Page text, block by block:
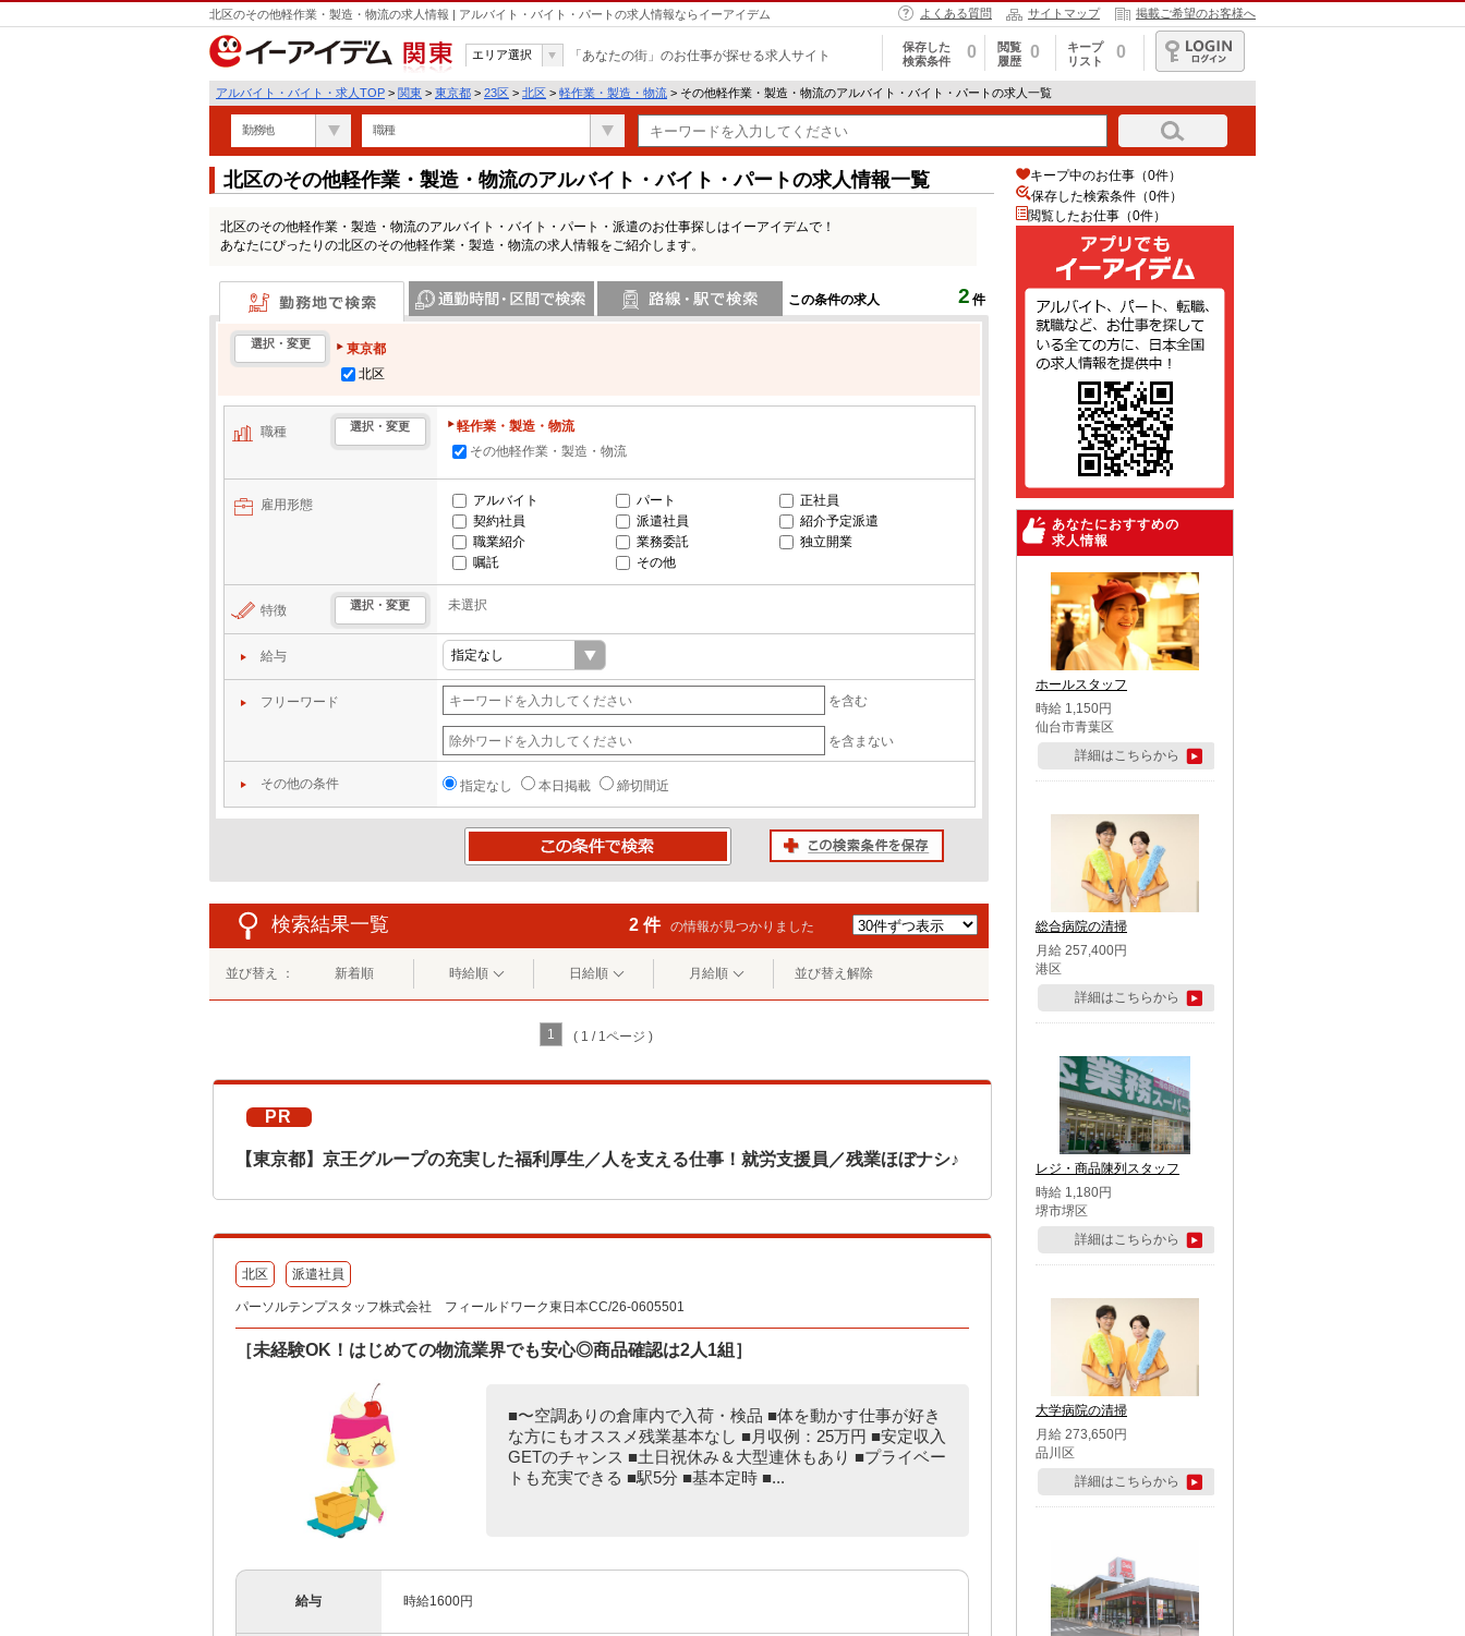
北区のその他軽作業・製造・物流の求人情報 | アルバイト・バイト・パートの求人情報ならイーアイデム よくある質問 サイトマップ 掲載ご希望のお客様へ
関東
エリア選択 「あなたの街」のお仕事が探せる求人サイト
保存した
検索条件
0
閲覧
履歴
0
キープ
リスト
0
ログイン
アルバイト・バイト・求人TOP > 関東 > 東京都 > 23区 > 北区 > 軽作業・製造・物流 > その他軽作業・製造・物流のアルバイト・バイト・パートの求人一覧
勤務地 職種
北区のその他軽作業・製造・物流のアルバイト・バイト・パートの求人情報一覧
北区のその他軽作業・製造・物流のアルバイト・バイト・パート・派遣のお仕事探しはイーアイデムで！
あなたにぴったりの北区のその他軽作業・製造・物流の求人情報をご紹介します。
この条件の求人 2 件
勤務地で検索
選択・変更
東京都
北区
職種 選択・変更
軽作業・製造・物流
その他軽作業・製造・物流
雇用形態 アルバイト パート
正社員
契約社員
派遣社員
紹介予定派遣
職業紹介
業務委託
独立開業
嘱託
その他
特徴 選択・変更 未選択
給与
フリーワード を含む
を含まない
その他の条件 指定なし 本日掲載 締切間近
検索結果一覧 2 件 の情報が見つかりました
並び替え ： 新着順 時給順 日給順 月給順 並び替え解除
1 ( 1 / 1ページ )
PR
【東京都】京王グループの充実した福利厚生／人を支える仕事！就労支援員／残業ほぼナシ♪
北区 派遣社員
パーソルテンプスタッフ株式会社 フィールドワーク東日本CC/26-0605501
［未経験OK！はじめての物流業界でも安心◎商品確認は2人1組］
■〜空調ありの倉庫内で入荷・検品 ■体を動かす仕事が好き
な方にもオススメ残業基本なし ■月収例：25万円 ■安定収入
GETのチャンス ■土日祝休み＆大型連休もあり ■プライベー
トも充実できる ■駅5分 ■基本定時 ■...
給与 時給1600円
キープ中のお仕事（0件）
保存した検索条件（0件）
閲覧したお仕事（0件）
あなたにおすすめの
求人情報
ホールスタッフ
時給 1,150円
仙台市青葉区
詳細はこちらから
総合病院の清掃
月給 257,400円
港区
詳細はこちらから
レジ・商品陳列スタッフ
時給 1,180円
堺市堺区
詳細はこちらから
大学病院の清掃
月給 273,650円
品川区
詳細はこちらから